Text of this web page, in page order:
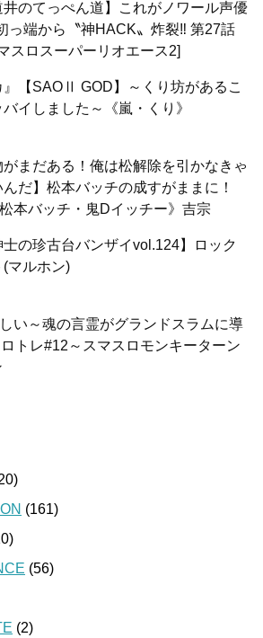
井のてっぺん道】これがノワール声優
っ端から〝神HACK〟炸裂‼ 第27話
スロスーパーリオエース2]
』【SAOⅡ GOD】～くり坊があるこ
イしました～《嵐・くり》
がまだある！俺は松解除を引かなきゃ
だ】松本バッチの成すがままに！
本バッチ・鬼Dイッチー》吉宗
士の珍古台バンザイvol.124】ロック
(マルホン)
しい～魂の言霊がグランドスラムに導
ロトレ#12～スマスロモンキーターン
(161)
(56)
(2)